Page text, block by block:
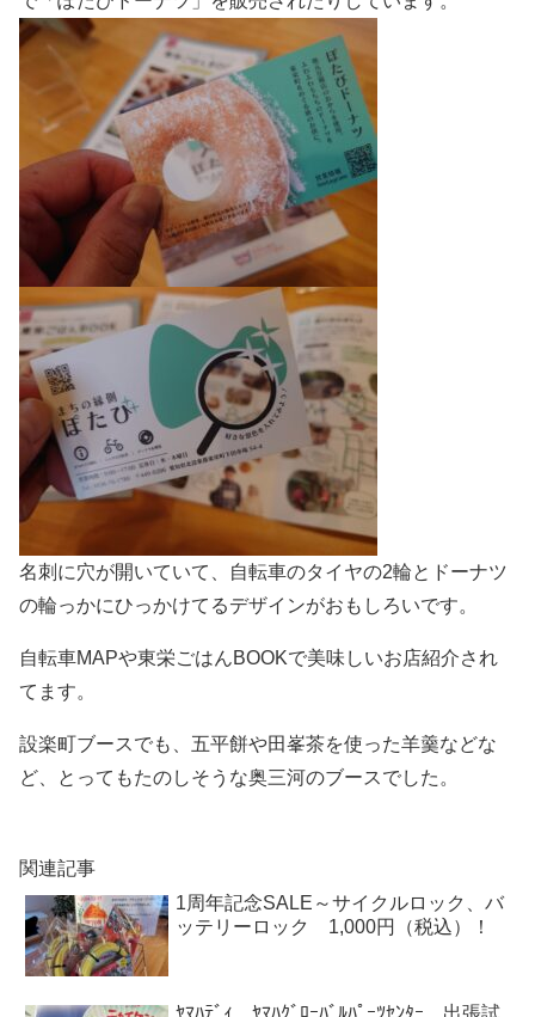
名刺に穴が開いていて、自転車のタイヤの2輪とドーナツ
の輪っかにひっかけてるデザインがおもしろいです。
自転車MAPや東栄ごはんBOOKで美味しいお店紹介され
てます。
設楽町ブースでも、五平餅や田峯茶を使った羊羹などな
ど、とってもたのしそうな奥三河のブースでした。
関連記事
1周年記念SALE～サイクルロック、バ
ッテリーロック 1,000円（税込）！
ﾔﾏﾊﾃﾞｨ ﾔﾏﾊｸﾞﾛｰﾊﾞﾙﾊﾟｰﾂｾﾝﾀｰ 出張試